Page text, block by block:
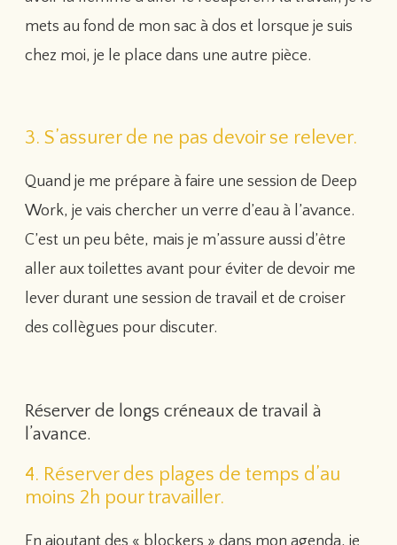
mets au fond de mon sac à dos et lorsque je suis
chez moi, je le place dans une autre pièce.
3. S’assurer de ne pas devoir se relever.
Quand je me prépare à faire une session de Deep
Work, je vais chercher un verre d’eau à l’avance.
C’est un peu bête, mais je m’assure aussi d’être
aller aux toilettes avant pour éviter de devoir me
lever durant une session de travail et de croiser
des collègues pour discuter.
Réserver de longs créneaux de travail à
l’avance.
4. Réserver des plages de temps d’au
moins 2h pour travailler.